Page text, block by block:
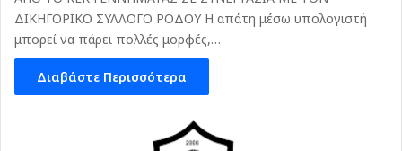
ΔΙΚΗΓΟΡΙΚΟ ΣΥΛΛΟΓΟ ΡΟΔΟΥ Η απάτη μέσω υπολογιστή
μπορεί να πάρει πολλές μορφές,…
Διαβάστε Περισσότερα